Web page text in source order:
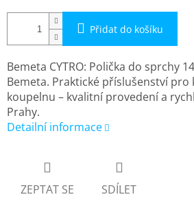
Přidat do košíku
Bemeta CYTRO: Polička do sprchy
Bemeta. Praktické příslušenství pro
koupelnu – kvalitní provedení a
Prahy.
Detailní informace
ZEPTAT SE SDÍLET